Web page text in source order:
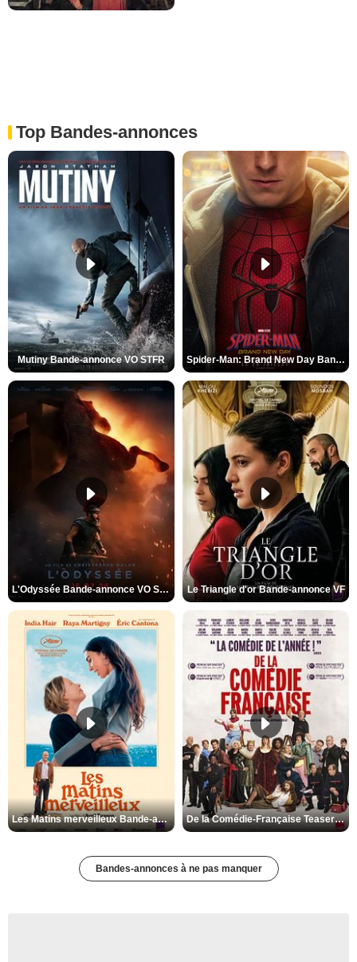
Top Bandes-annonces
Mutiny Bande-annonce VO STFR Spider-Man: Brand New Day Bande-annonce VO STFR
L'Odyssée Bande-annonce VO STFR Le Triangle d'or Bande-annonce VF
Les Matins merveilleux Bande-annonce VF De la Comédie-Française Teaser VF
Bandes-annonces à ne pas manquer